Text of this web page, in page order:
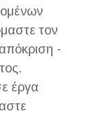
τον
-
έργα